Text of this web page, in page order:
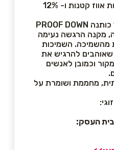
שמיכת פוך במילוי 88% נוצות אווז קטנות ו- 12%
שמיכה בציפוי בד של 100% כותנה PROOF DOWN
מקנה הרגשה נעימה
מהשמיכה. השמיכות
להרגיש את
וכמובן לאנשים
מחממת ושומרת על
העסק: